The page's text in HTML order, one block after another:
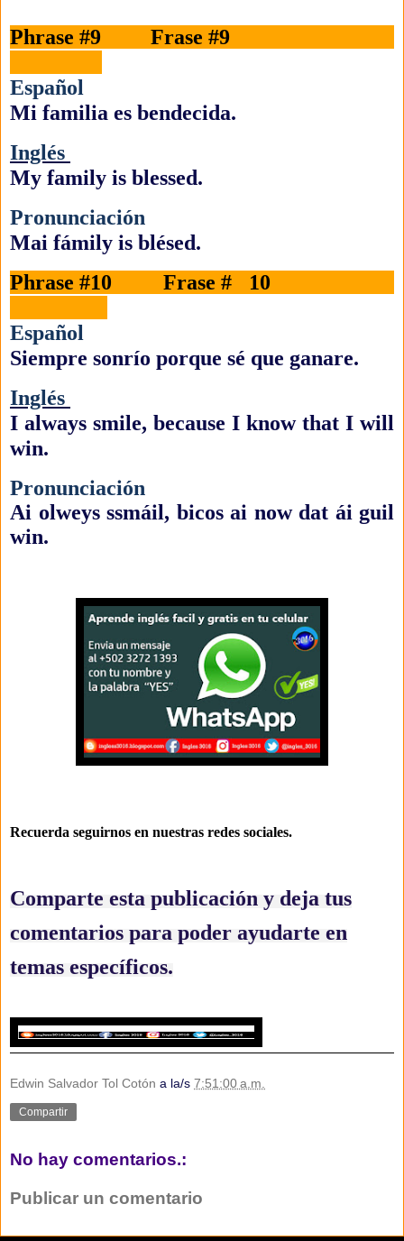
Phrase #9 Frase #9
Español
Mi familia es bendecida.
Inglés
My family is blessed.
Pronunciación
Mai fámily is blésed.
Phrase #10 Frase # 10
Español
Siempre sonrío porque sé que ganare.
Inglés
I always smile, because I know that I will
win.
Pronunciación
Ai olweys ssmáil, bicos ai now dat ái guil
win.
Recuerda seguirnos en nuestras redes sociales.
Comparte esta publicación y deja tus
comentarios para poder ayudarte en
temas específicos.
Edwin Salvador Tol Cotón a la/s 7:51:00 a.m.
Compartir
No hay comentarios.:
Publicar un comentario